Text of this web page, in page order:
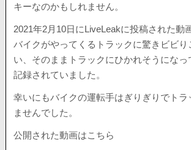
キーなのかもしれません。
2021年2月10日にLiveLeakに投稿された動
バイクがやってくるトラックに驚きビビり
い、そのままトラックにひかれそうにな
記録されていました。
幸いにもバイクの運転手はぎりぎりでト
ませんでした。
公開された動画はこちら